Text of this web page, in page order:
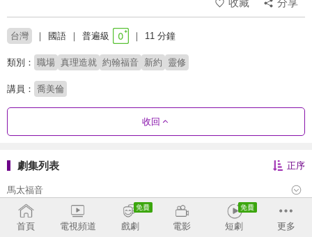
收藏
分享
台灣 國語 普遍級 11 分鐘
類別： 職場 真理造就 約翰福音 新約 靈修
講員： 喬美倫
收回
劇集列表 正序
馬太福音
馬可福音
首頁 電視頻道 戲劇 電影 短劇 更多